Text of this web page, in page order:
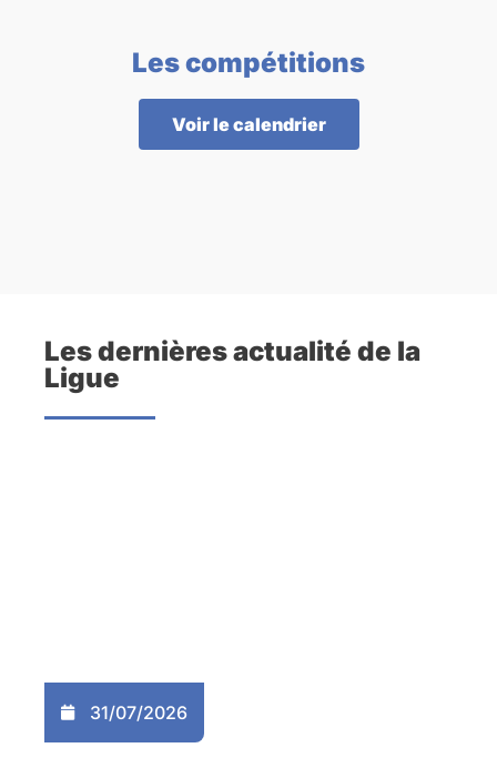
Les compétitions
Voir le calendrier
Les dernières actualité de la
Ligue
31/07/2026